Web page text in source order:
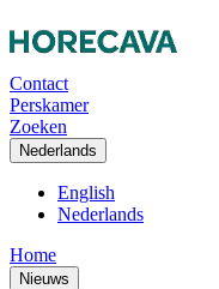
Contact
Perskamer
Zoeken
Nederlands
English
Nederlands
Home
Nieuws